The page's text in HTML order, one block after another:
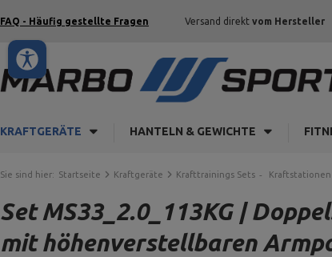
FAQ - Häufig gestellte Fragen Versand direkt vom Hersteller
KRAFTGERÄTE HANTELN & GEWICHTE
Sie sind hier: Startseite Kraftgeräte Krafttrainings Sets Kraftstationen
Set MS33_2.0_113KG |
mit höhenverstellbaren